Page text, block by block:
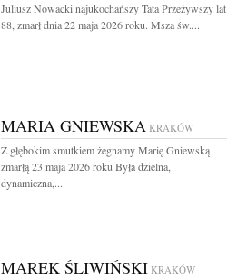
Juliusz Nowacki najukochańszy Tata Przeżywszy lat
88, zmarł dnia 22 maja 2026 roku. Msza św....
MARIA GNIEWSKA KRAKÓW
Z głębokim smutkiem żegnamy Marię Gniewską
zmarłą 23 maja 2026 roku Była dzielna,
dynamiczna,...
MAREK ŚLIWIŃSKI KRAKÓW